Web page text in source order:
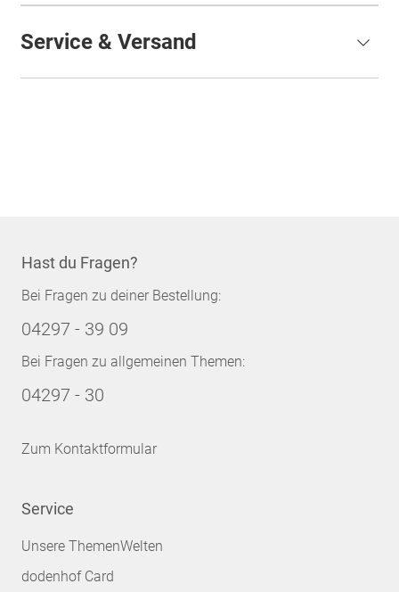
Service & Versand
Hast du Fragen?
Bei Fragen zu deiner Bestellung:
04297 - 39 09
Bei Fragen zu allgemeinen Themen:
04297 - 30
Zum Kontaktformular
Service
Unsere ThemenWelten
dodenhof Card